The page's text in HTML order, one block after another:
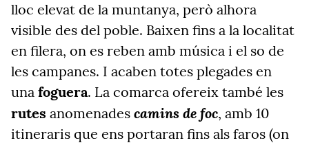
lloc elevat de la muntanya, però alhora
visible des del poble. Baixen fins a la localitat
en filera, on es reben amb música i el so de
les campanes. I acaben totes plegades en
una foguera. La comarca ofereix també les
rutes anomenades camins de foc, amb 10
itineraris que ens portaran fins als faros (on